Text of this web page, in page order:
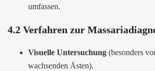
umfassen.
4.2 Verfahren zur
Visuelle Untersuchung (besonders
wachsenden Ästen).